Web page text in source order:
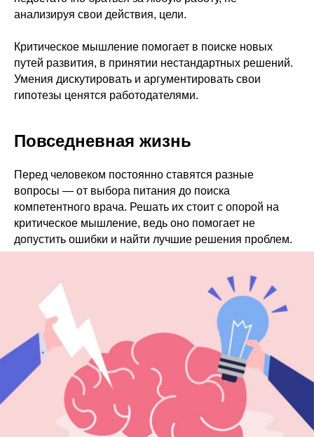
анализируя свои действия, цели.
Критическое мышление помогает в поиске новых
путей развития, в принятии нестандартных решений.
Умения дискутировать и аргументировать свои
гипотезы ценятся работодателями.
Повседневная жизнь
Перед человеком постоянно ставятся разные
вопросы — от выбора питания до поиска
компетентного врача. Решать их стоит с опорой на
критическое мышление, ведь оно помогает не
допустить ошибки и найти лучшие решения проблем.